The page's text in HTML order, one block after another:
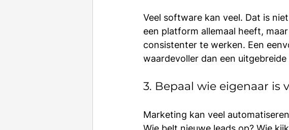
Veel software kan veel. Dat is
een platform allemaal heeft,
consistenter te werken. Een
waardevoller dan een
3. Bepaal wie eigenaar is
Marketing kan veel